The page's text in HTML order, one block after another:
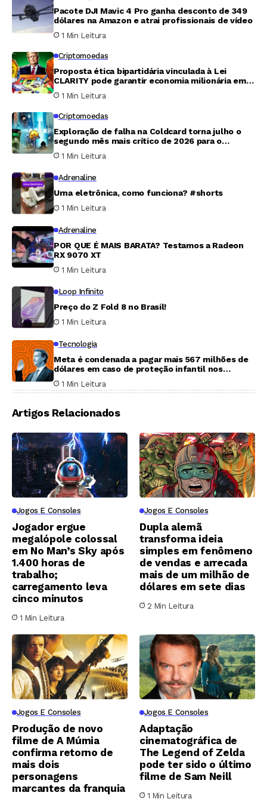
Pacote DJI Mavic 4 Pro ganha desconto de 349
dólares na Amazon e atrai profissionais de vídeo
1 Min Leitura
Criptomoedas
Proposta ética bipartidária vinculada à Lei
CLARITY pode garantir economia milionária em
tributos para Trump
1 Min Leitura
Criptomoedas
Exploração de falha na Coldcard torna julho o
segundo mês mais crítico de 2026 para o
mercado cripto
1 Min Leitura
Adrenaline
Urna eletrônica, como funciona? #shorts
1 Min Leitura
Adrenaline
POR QUE É MAIS BARATA? Testamos a Radeon
RX 9070 XT
1 Min Leitura
Loop Infinito
Preço do Z Fold 8 no Brasil!
1 Min Leitura
Tecnologia
Meta é condenada a pagar mais 567 milhões de
dólares em caso de proteção infantil nos
Estados Unidos
1 Min Leitura
Artigos Relacionados
Jogos E Consoles
Jogador ergue
megalópole colossal
em No Man’s Sky após
1.400 horas de
trabalho;
carregamento leva
cinco minutos
1 Min Leitura
Jogos E Consoles
Dupla alemã
transforma ideia
simples em fenômeno
de vendas e arrecada
mais de um milhão de
dólares em sete dias
2 Min Leitura
Jogos E Consoles
Produção de novo
filme de A Múmia
confirma retorno de
mais dois
personagens
marcantes da franquia
Jogos E Consoles
Adaptação
cinematográfica de
The Legend of Zelda
pode ter sido o último
filme de Sam Neill
1 Min Leitura